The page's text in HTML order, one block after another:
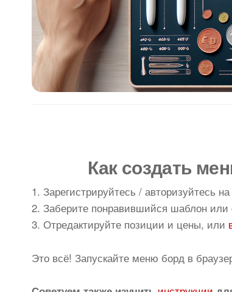
Как создать
1. Зарегистрируйтесь / авторизуйтесь
2. Заберите понравившийся шаблон или
3. Отредактируйте позиции и цены, или
Это всё! Запускайте меню борд в